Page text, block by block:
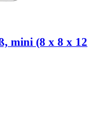
mini (8 x 8 x 12